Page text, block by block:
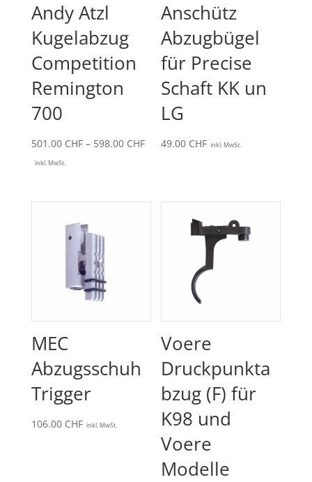
Andy Atzl
Kugelabzug
Competition
Remington
700
501.00 CHF – 598.00 CHFPreisspanne:
inkl. MwSt.
Anschütz
Abzugbügel
für Precise
Schaft KK un
LG
49.00 CHF inkl. MwSt.
MEC
Abzugsschuh
Trigger
106.00 CHF inkl. MwSt.
Voere
Druckpunkta
bzug (F) für
K98 und
Voere
Modelle